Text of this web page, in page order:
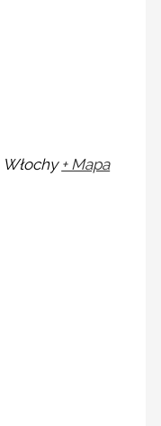
Włochy + Mapa